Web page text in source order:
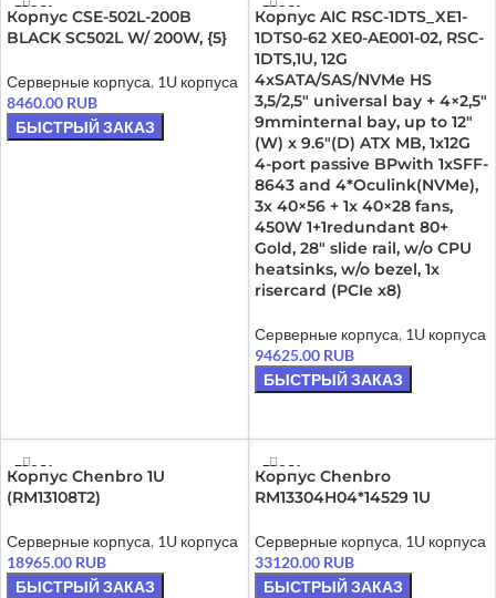
ПРОДА
НО
Корпус CSE-502L-200B
BLACK SC502L W/ 200W, {5}
Серверные корпуса, 1U корпуса
8460.00 RUB
БЫСТРЫЙ ЗАКАЗ
ПРОДА
НО
Корпус AIC RSC-1DTS_XE1-
1DTS0-62 XE0-AE001-02, RSC-
1DTS,1U, 12G
4xSATA/SAS/NVMe HS
3,5/2,5″ universal bay + 4×2,5″
9mminternal bay, up to 12″
(W) x 9.6″(D) ATX MB, 1x12G
4-port passive BPwith 1xSFF-
8643 and 4*Oculink(NVMe),
3x 40×56 + 1x 40×28 fans,
450W 1+1redundant 80+
Gold, 28″ slide rail, w/o CPU
heatsinks, w/o bezel, 1x
risercard (PCIe x8)
Серверные корпуса, 1U корпуса
94625.00 RUB
БЫСТРЫЙ ЗАКАЗ
ПРОДА
НО
Корпус Chenbro 1U
(RM13108T2)
Серверные корпуса, 1U корпуса
18965.00 RUB
БЫСТРЫЙ ЗАКАЗ
ПРОДА
НО
Корпус Chenbro
RM13304H04*14529 1U
Серверные корпуса, 1U корпуса
33120.00 RUB
БЫСТРЫЙ ЗАКАЗ